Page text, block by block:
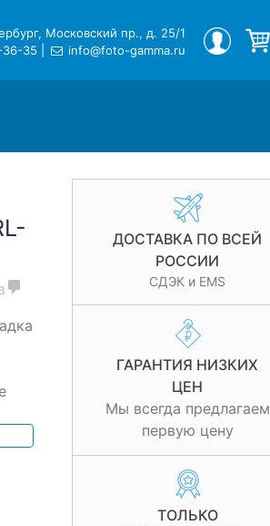
Московский пр., д. 25/1
36-35
info@foto-gamma.ru
МОЙ ПРОФИЛЬ
ДОСТАВКА ПО ВСЕЙ
РОССИИ
СДЭК и EMS
ГАРАНТИЯ НИЗКИХ
ЦЕН
Мы всегда предлагаем
первую цену
ТОЛЬКО